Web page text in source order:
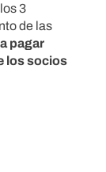
3
de las
pagar
los socios